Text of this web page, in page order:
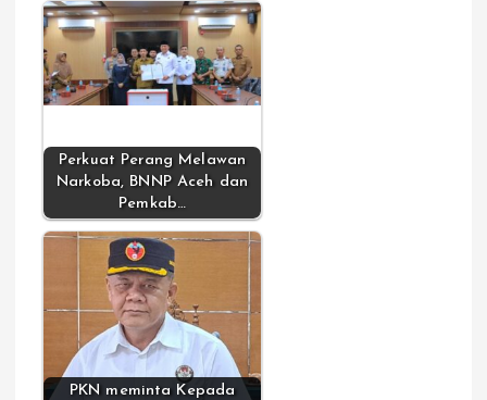
Perkuat Perang Melawan
Narkoba, BNNP Aceh dan
Pemkab…
PKN meminta Kepada